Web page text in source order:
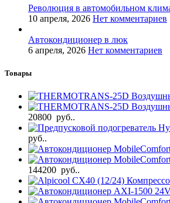
Революция в автомобильном
10 апреля, 2026 Нет комментариев
Автокондиционер в люк
6 апреля, 2026 Нет комментариев
Товары
20800 руб..
руб..
144200 руб..